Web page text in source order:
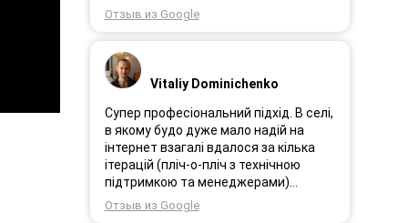
підібране обладнання!
Отзыв из Google
Vitaliy Dominichenko
Супер професіональний підхід. В селі,
в якому будо дуже мало надій на
інтернет взагалі вдалося за кілька
ітерацій (пліч-о-пліч з технічною
підтримкою та менеджерами)
досягнути нереальної швидкості в
~20МБіт/с. Можна мріяти про більше,
Отзыв из Google